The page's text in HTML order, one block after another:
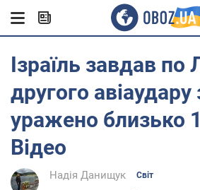
Ізраїль завдав по
другого
уражено близько
Відео
Надія Данищук Світ